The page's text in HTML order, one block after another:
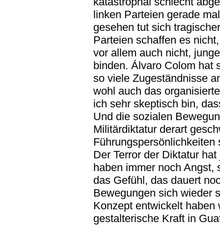
linken Parteien gerade
gesehen tut sich
Parteien schaffen es
vor allem auch nicht,
binden. Álvaro Colom hat
so viele Zugeständnisse
wohl auch das
ich sehr skeptisch bin,
Und die sozialen
Militärdiktatur derart
Der Terror der Diktatur
haben immer noch Angst,
das Gefühl, das dauert
Bewegungen sich wieder
Konzept entwickelt
gestalterische Kraft in